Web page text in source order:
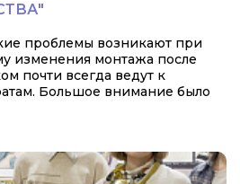
проблемы возникают при
изменения монтажа после
почти всегда ведут к
Большое внимание было